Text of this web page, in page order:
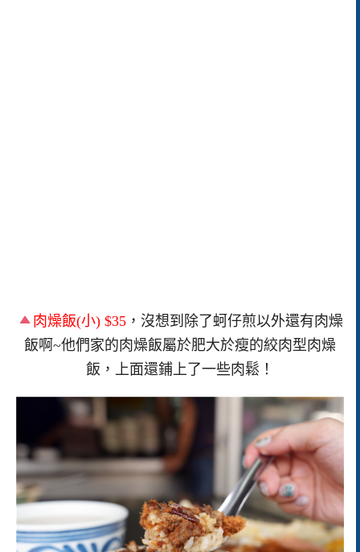
肉燥飯(小) $35 ，沒想到除了蚵仔煎以外還有肉燥
飯啊~他們家的肉燥飯屬於肥大於瘦的絞肉型肉燥
飯，上面還鋪上了一些肉鬆！